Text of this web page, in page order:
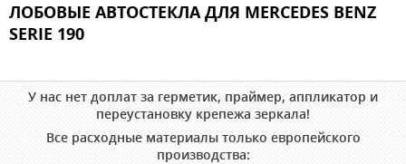
ЛОБОВЫЕ АВТОСТЕКЛА ДЛЯ MERCEDES BENZ
SERIE 190
У нас нет доплат за герметик, праймер, аппликатор и
переустановку крепежа зеркала!
Все расходные материалы только европейского
производства: